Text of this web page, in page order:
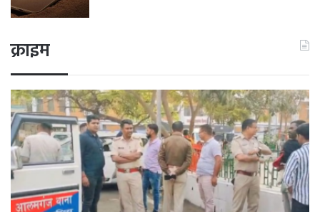
क्राइम